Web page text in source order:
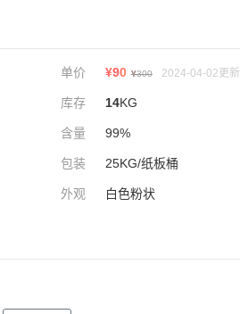
单价 ¥90 ¥300 2024-04-02更新
库存 14KG
含量 99%
包装 25KG/纸板桶
外观 白色粉状